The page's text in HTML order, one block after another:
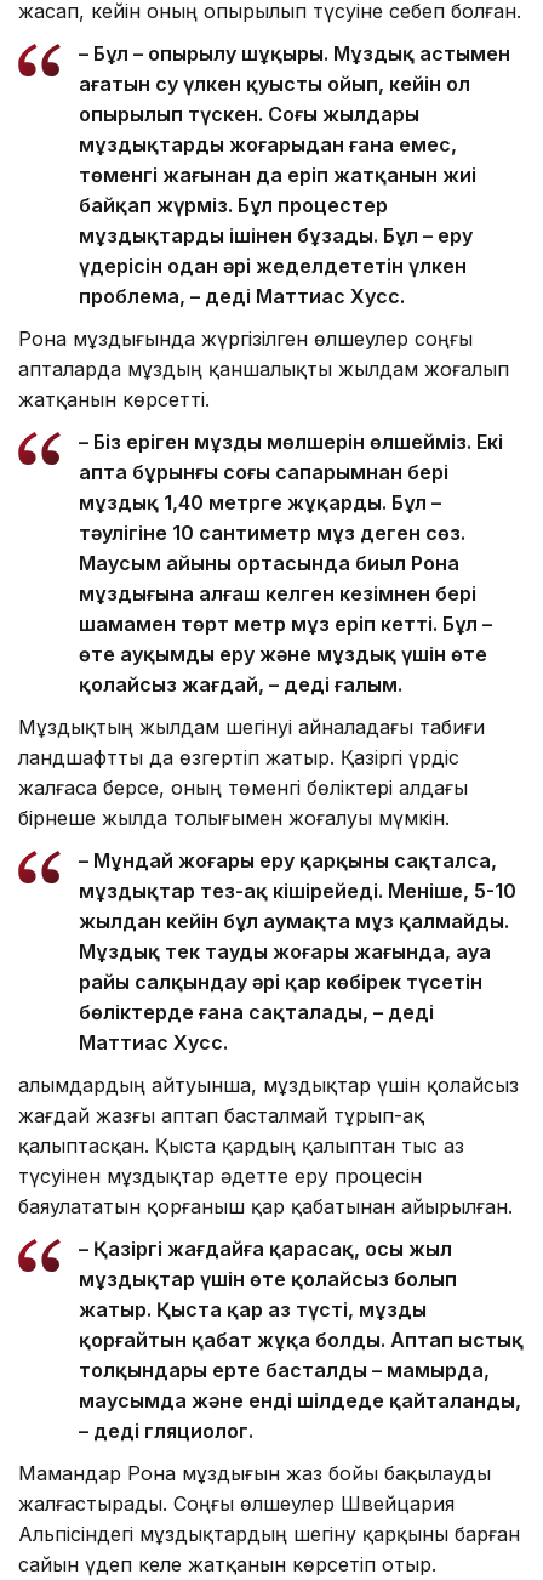
жасап, кейін оның опырылып түсуіне себеп болған.
– Бұл – опырылу шұңқыры. Мұздық астымен
ағатын су үлкен қуысты ойып, кейін ол
опырылып түскен. Соңғы жылдары
мұздықтардың жоғарыдан ғана емес,
төменгі жағынан да еріп жатқанын жиі
байқап жүрміз. Бұл процестер
мұздықтарды ішінен бұзады. Бұл – еру
үдерісін одан әрі жеделдететін үлкен
проблема, – деді Маттиас Хусс.
Рона мұздығында жүргізілген өлшеулер соңғы
апталарда мұздың қаншалықты жылдам жоғалып
жатқанын көрсетті.
– Біз еріген мұздың мөлшерін өлшейміз. Екі
апта бұрынғы соңғы сапарымнан бері
мұздық 1,40 метрге жұқарды. Бұл –
тәулігіне 10 сантиметр мұз деген сөз.
Маусым айының ортасында биыл Рона
мұздығына алғаш келген кезімнен бері
шамамен төрт метр мұз еріп кетті. Бұл –
өте ауқымды еру және мұздық үшін өте
қолайсыз жағдай, – деді ғалым.
Мұздықтың жылдам шегінуі айналадағы табиғи
ландшафтты да өзгертіп жатыр. Қазіргі үрдіс
жалғаса берсе, оның төменгі бөліктері алдағы
бірнеше жылда толығымен жоғалуы мүмкін.
– Мұндай жоғары еру қарқыны сақталса,
мұздықтар тез-ақ кішірейеді. Меніңше, 5-10
жылдан кейін бұл аумақта мұз қалмайды.
Мұздық тек таудың жоғары жағында, ауа
райы салқындау әрі қар көбірек түсетін
бөліктерде ғана сақталады, – деді
Маттиас Хусс.
Ғалымдардың айтуынша, мұздықтар үшін қолайсыз
жағдай жазғы аптап басталмай тұрып-ақ
қалыптасқан. Қыста қардың қалыптан тыс аз
түсуінен мұздықтар әдетте еру процесін
баяулататын қорғаныш қар қабатынан айырылған.
– Қазіргі жағдайға қарасақ, осы жыл
мұздықтар үшін өте қолайсыз болып
жатыр. Қыста қар аз түсті, мұзды
қорғайтын қабат жұқа болды. Аптап ыстық
толқындары ерте басталды – мамырда,
маусымда және енді шілдеде қайталанды,
– деді гляциолог.
Мамандар Рона мұздығын жаз бойы бақылауды
жалғастырады. Соңғы өлшеулер Швейцария
Альпісіндегі мұздықтардың шегіну қарқыны барған
сайын үдеп келе жатқанын көрсетіп отыр.